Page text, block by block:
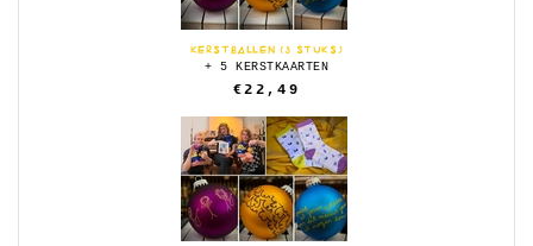
KERSTBALLEN (3 STUKS)
+ 5 KERSTKAARTEN
€22,49